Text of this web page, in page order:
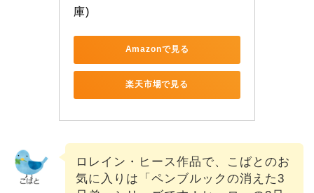
庫)
Amazonで見る
楽天市場で見る
ロレイン・ヒース作品で、こばとのお
気に入りは「ペンブルックの消えた3